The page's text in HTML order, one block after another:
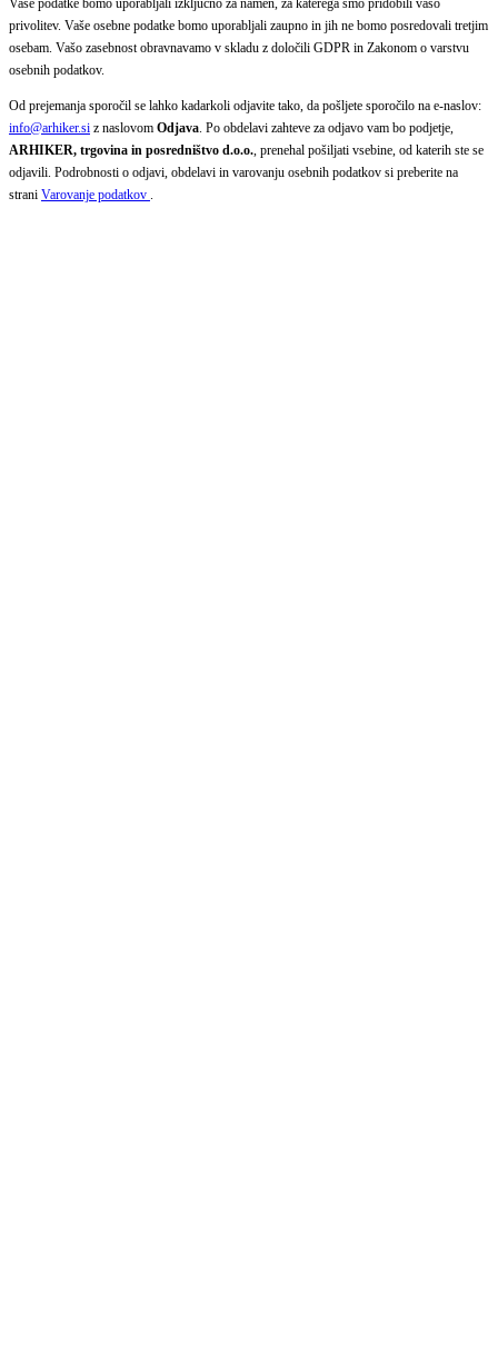
Vaše podatke bomo uporabljali izključno za namen, za katerega smo pridobili vašo
privolitev. Vaše osebne podatke bomo uporabljali zaupno in jih ne bomo posredovali tretjim
osebam. Vašo zasebnost obravnavamo v skladu z določili GDPR in Zakonom o varstvu
osebnih podatkov.
Od prejemanja sporočil se lahko kadarkoli odjavite tako, da pošljete sporočilo na e-naslov:
info@arhiker.si z naslovom Odjava. Po obdelavi zahteve za odjavo vam bo podjetje,
ARHIKER, trgovina in posredništvo d.o.o., prenehal pošiljati vsebine, od katerih ste se
odjavili. Podrobnosti o odjavi, obdelavi in varovanju osebnih podatkov si preberite na
strani Varovanje podatkov .